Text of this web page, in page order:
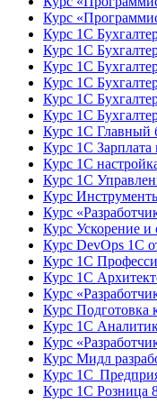
Курс
Курс 1С
Курс 1С
Курс 1С
Курс 1С
Курс 1С
Курс 1С
Курс 1С Главный
Курс 1С
Курс 1С
Курс 1С
Курс
Курс
Курс Ускорение
Курс DevOps 1С
Курс 1С
Курс 1С
Курс
Курс Подготовка
Курс 1С
Курс
Курс Мидл
Курс 1С
Курс 1С